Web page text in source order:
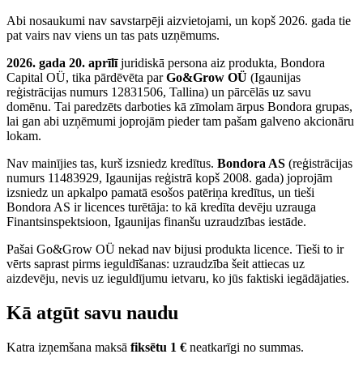
Abi nosaukumi nav savstarpēji aizvietojami, un kopš 2026. gada tie
pat vairs nav viens un tas pats uzņēmums.
2026. gada 20. aprīlījuridiskā persona aiz produkta, Bondora
Capital OÜ, tika pārdēvēta parGo&Grow OÜ (Igaunijas
reģistrācijas numurs 12831506, Tallina) un pārcēlās uz savu
domēnu. Tai paredzēts darboties kā zīmolam ārpus Bondora grupas,
lai gan abi uzņēmumi joprojām pieder tam pašam galveno akcionāru
lokam.
Nav mainījies tas, kurš izsniedz kredītus. Bondora AS (reģistrācijas
numurs 11483929, Igaunijas reģistrā kopš 2008. gada) joprojām
izsniedz un apkalpo pamatā esošos patēriņa kredītus, un tieši
Bondora AS ir licences turētāja: to kā kredīta devēju uzrauga
Finantsinspektsioon, Igaunijas finanšu uzraudzības iestāde.
Pašai Go&Grow OÜ nekad nav bijusi produkta licence. Tieši to ir
vērts saprast pirms ieguldīšanas: uzraudzība šeit attiecas uz
aizdevēju, nevis uz ieguldījumu ietvaru, ko jūs faktiski iegādājaties.
Kā atgūt savu naudu
Katra izņemšana maksā fiksētu 1 € neatkarīgi no summas.